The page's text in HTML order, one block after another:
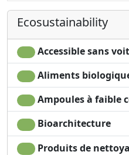
Patio
Clotheshorse
Towels
Draps
Cupboard or
Wardrobe
Desk
Sofa
Sofa bed
Dining table
Ecosustainability
Accessible sans
Aliments
Ampoules à faible
Bioarchitecture
Produits de